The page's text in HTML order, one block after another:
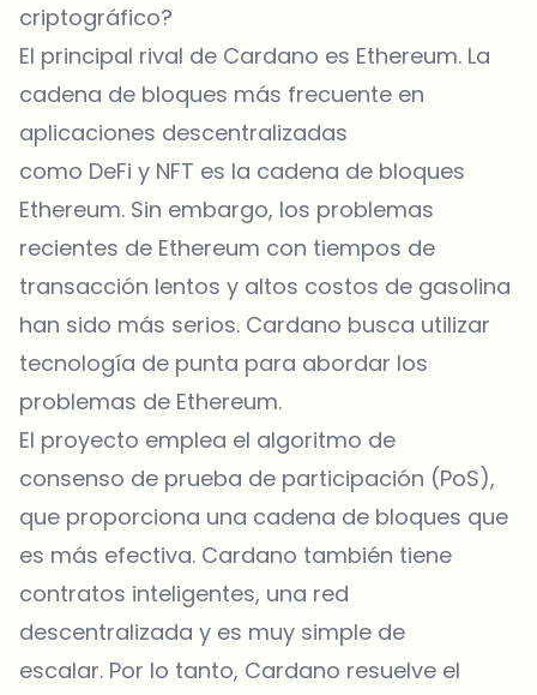
criptográfico?
El principal rival de Cardano es Ethereum. La
cadena de bloques más frecuente en
aplicaciones descentralizadas
como DeFi y NFT es la cadena de bloques
Ethereum. Sin embargo, los problemas
recientes de Ethereum con tiempos de
transacción lentos y altos costos de gasolina
han sido más serios. Cardano busca utilizar
tecnología de punta para abordar los
problemas de Ethereum.
El proyecto emplea el algoritmo de
consenso de prueba de participación (PoS),
que proporciona una cadena de bloques que
es más efectiva. Cardano también tiene
contratos inteligentes, una red
descentralizada y es muy simple de
escalar. Por lo tanto, Cardano resuelve el